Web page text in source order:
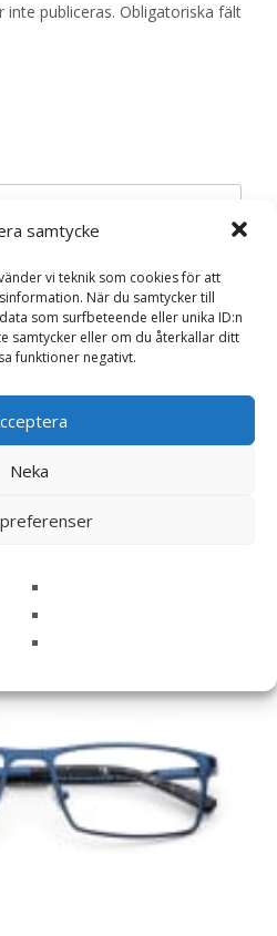
samtycke
vi teknik som cookies för att
När du samtycker till
som surfbeteende eller unika ID:n
samtycker eller om du återkallar ditt
funktioner negativt.
Neka
inte publiceras. Obligatoriska fält
postadress och webbplats i
gång jag skriver en